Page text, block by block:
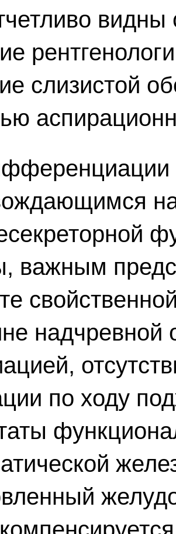
слизистой
важным
надчревной
по ходу